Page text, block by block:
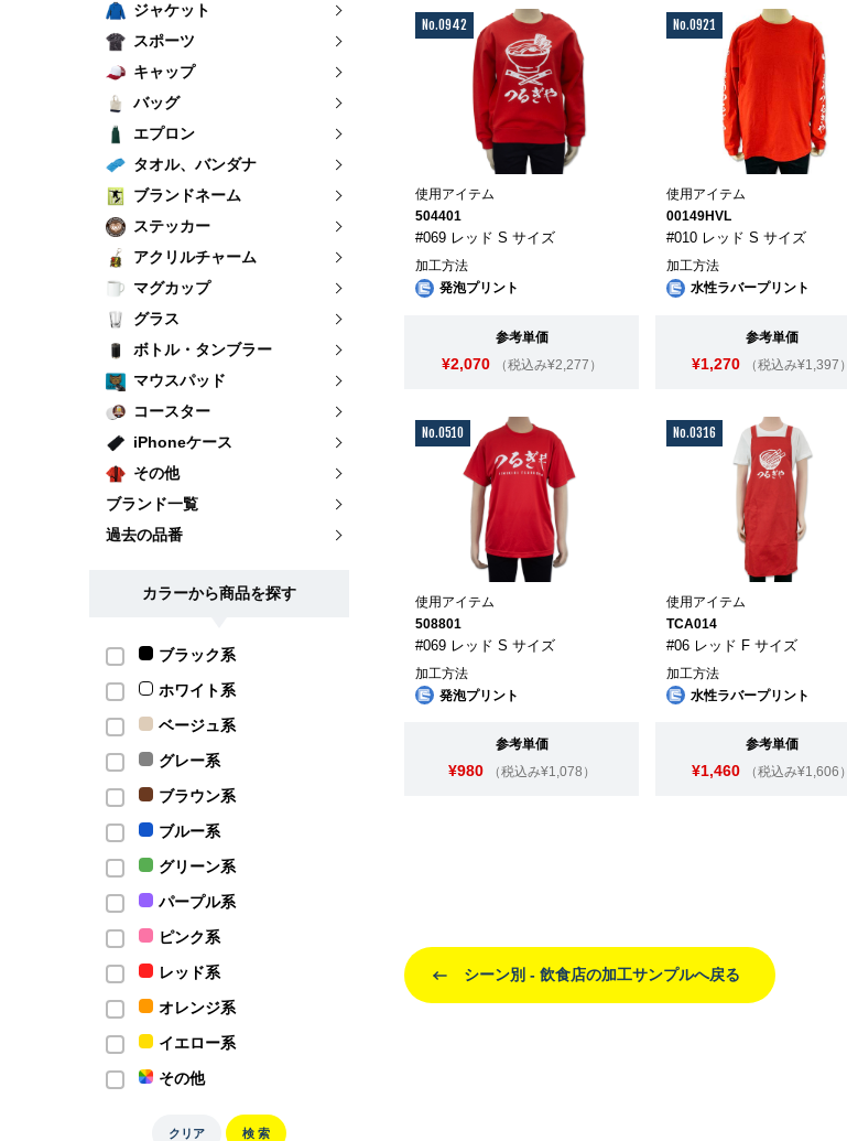
ジャケット
スポーツ
キャップ
バッグ
エプロン
タオル、バンダナ
ブランドネーム
ステッカー
アクリルチャーム
マグカップ
グラス
ボトル・タンブラー
マウスパッド
コースター
iPhoneケース
その他
ブランド一覧
過去の品番
カラーから商品を探す
ブラック系
ホワイト系
ベージュ系
グレー系
ブラウン系
ブルー系
グリーン系
パープル系
ピンク系
レッド系
オレンジ系
イエロー系
その他
クリア 検 索
No.0942
使用アイテム
504401
#069 レッド S サイズ
加工方法
発泡プリント
参考単価
¥2,070 （税込み¥2,277）
No.0921
使用アイテム
00149HVL
#010 レッド S サイズ
加工方法
水性ラバープリント
参考単価
¥1,270 （税込み¥1,397）
No.0510
使用アイテム
508801
#069 レッド S サイズ
加工方法
発泡プリント
参考単価
¥980 （税込み¥1,078）
No.0316
使用アイテム
TCA014
#06 レッド F サイズ
加工方法
水性ラバープリント
参考単価
¥1,460 （税込み¥1,606）
シーン別 - 飲食店の加工サンプルへ戻る